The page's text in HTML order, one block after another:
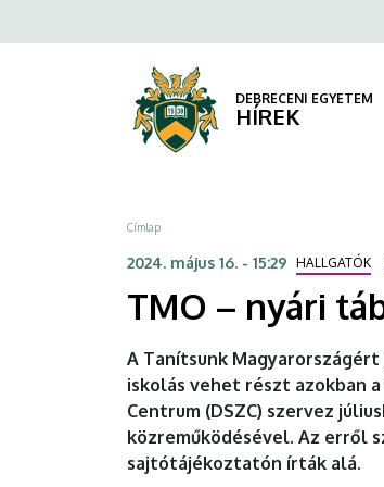
DEBRECENI
EGYETEM
a
DEBRECENI EGYETEM
HÍREK
Morzsa
Címlap
2024. május 16. - 15:29 HALLGATÓK
TMO – nyári
A Tanítsunk
iskolás vehet részt azokban
Centrum (DSZC) szervez
közreműködésével. Az erről
sajtótájékoztatón írták alá.